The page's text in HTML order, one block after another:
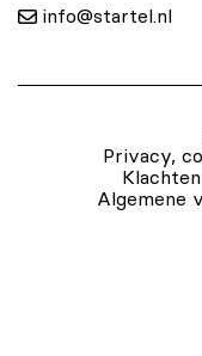
info@startel.nl
Privacy,
Algemene